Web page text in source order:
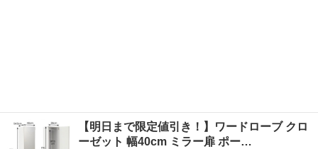
【明日まで限定値引き！】ワードローブ クロ
ーゼット 幅40cm ミラー扉 ポー…